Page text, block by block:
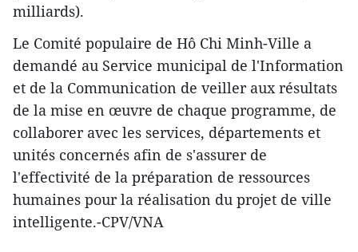
milliards).
Le Comité populaire de Hô Chi Minh-Ville a
demandé au Service municipal de l'Information
et de la Communication de veiller aux résultats
de la mise en œuvre de chaque programme, de
collaborer avec les services, départements et
unités concernés afin de s'assurer de
l'effectivité de la préparation de ressources
humaines pour la réalisation du projet de ville
intelligente.-CPV/VNA